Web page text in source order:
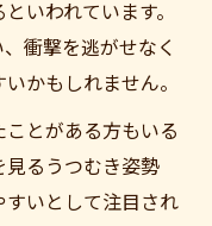
いわれています。
衝撃を逃がせなく
かもしれません。
ことがある方もいる
見るうつむき姿勢
いとして注目され